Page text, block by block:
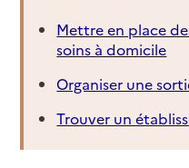
Mettre en place
soins à domicile
Organiser une
Trouver un